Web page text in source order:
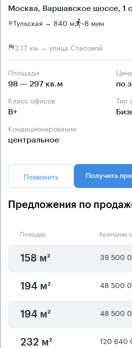
Москва, Варшавское шоссе, 1
Тульская → 840 м ~8 мин
2.17 км → улица Стасовой
Площади
98 — 297 кв.м по
Класс офисов
B+
Тип
Кондиционирование
центральное
Позвонить Получить
Предложения по
Площадь Арендная
158 м² 39 500
194 м² 48 500
194 м² 48 500
232 м² 120 640